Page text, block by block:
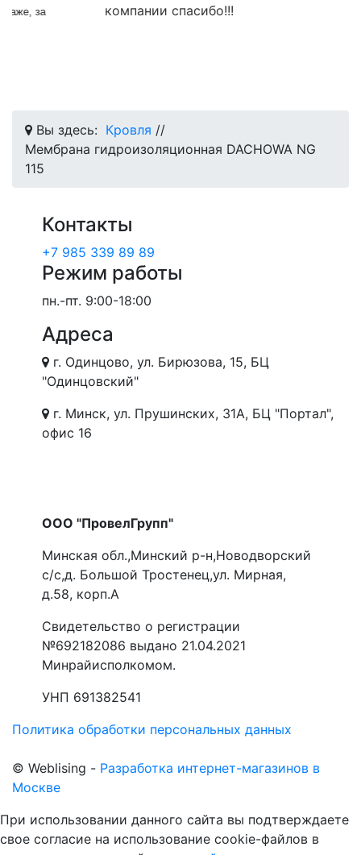
компании спасибо!!!
Вы здесь: Кровля //
Мембрана гидроизоляционная DACHOWA NG
115
Контакты
+7 985 339 89 89
Режим работы
пн.-пт. 9:00-18:00
Адреса
г. Одинцово, ул. Бирюзова, 15, БЦ
"Одинцовский"
г. Минск, ул. Прушинских, 31А, БЦ "Портал",
офис 16
ООО "ПровелГрупп"
Минская обл.,Минский р-н,Новодворский
с/с,д. Большой Тростенец,ул. Мирная,
д.58, корп.А
Свидетельство о регистрации
№692182086 выдано 21.04.2021
Минрайисполкомом.
УНП 691382541
© Weblising - Разработка интернет-магазинов в
Москве
Политика обработки персональных данных
При использовании данного сайта вы подтверждаете
свое согласие на использование cookie-файлов в